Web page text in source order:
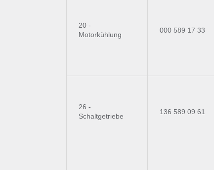
20 -
Motorkühlung
000 589 17 33
26 -
Schaltgetriebe
136 589 09 61